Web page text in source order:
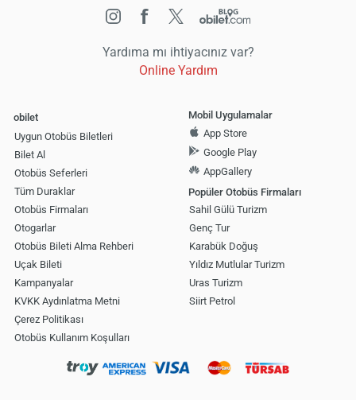
Yardıma mı ihtiyacınız var?
Online Yardım
obilet
Uygun Otobüs Biletleri
Bilet Al
Otobüs Seferleri
Tüm Duraklar
Otobüs Firmaları
Otogarlar
Otobüs Bileti Alma Rehberi
Uçak Bileti
Kampanyalar
KVKK Aydınlatma Metni
Çerez Politikası
Otobüs Kullanım Koşulları
Mobil Uygulamalar
App Store
Google Play
AppGallery
Popüler Otobüs Firmaları
Sahil Gülü Turizm
Genç Tur
Karabük Doğuş
Yıldız Mutlular Turizm
Uras Turizm
Siirt Petrol